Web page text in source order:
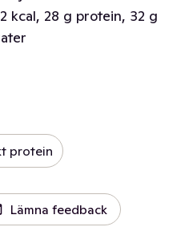
kcal, 28 g protein, 32 g
protein
Lämna feedback